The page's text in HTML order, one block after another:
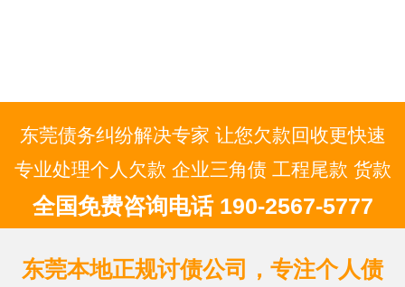
东莞债务纠纷解决专家 让您欠款回收更快速
专业处理个人欠款 企业三角债 工程尾款 货款
全国免费咨询电话 190-2567-5777
东莞本地正规讨债公司，专注个人债